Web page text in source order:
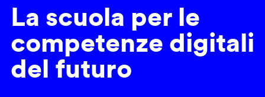
La scuola per le
competenze digitali
del futuro